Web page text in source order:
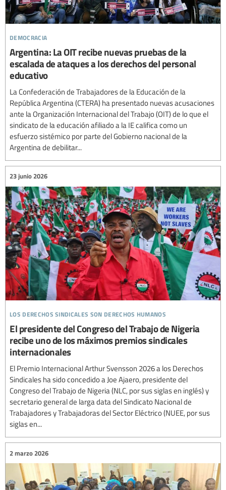
democracia
Argentina: La OIT recibe nuevas pruebas de la
escalada de ataques a los derechos del personal
educativo
La Confederación de Trabajadores de la Educación de la
República Argentina (CTERA) ha presentado nuevas acusaciones
ante la Organización Internacional del Trabajo (OIT) de lo que el
sindicato de la educación afiliado a la IE califica como un
esfuerzo sistémico por parte del Gobierno nacional de la
Argentina de debilitar...
los derechos sindicales son derechos humanos
23 junio 2026
El presidente del Congreso del Trabajo de Nigeria
recibe uno de los máximos premios sindicales
internacionales
El Premio Internacional Arthur Svensson 2026 a los Derechos
Sindicales ha sido concedido a Joe Ajaero, presidente del
Congreso del Trabajo de Nigeria (NLC, por sus siglas en inglés) y
secretario general de larga data del Sindicato Nacional de
Trabajadores y Trabajadoras del Sector Eléctrico (NUEE, por sus
siglas en...
2 marzo 2026